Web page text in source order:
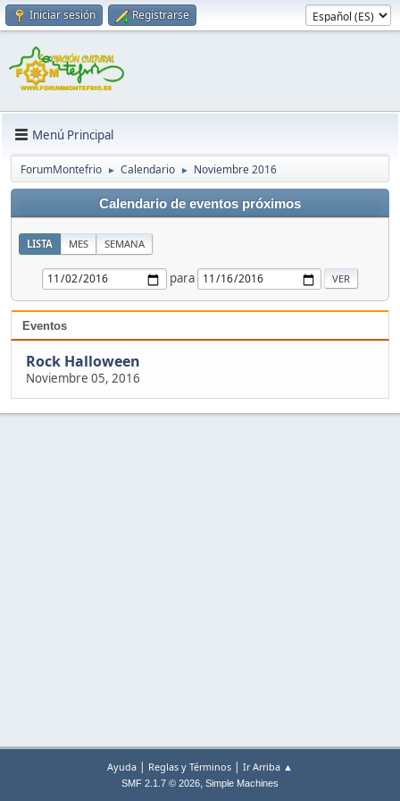
Iniciar sesión Registrarse
Menú Principal
ForumMontefrio ► Calendario ► Noviembre 2016
Calendario de eventos próximos
LISTA MES SEMANA
para
Eventos
Rock Halloween
Noviembre 05, 2016
Ayuda | Reglas y Términos | Ir Arriba ▲
SMF 2.1.7 © 2026, Simple Machines